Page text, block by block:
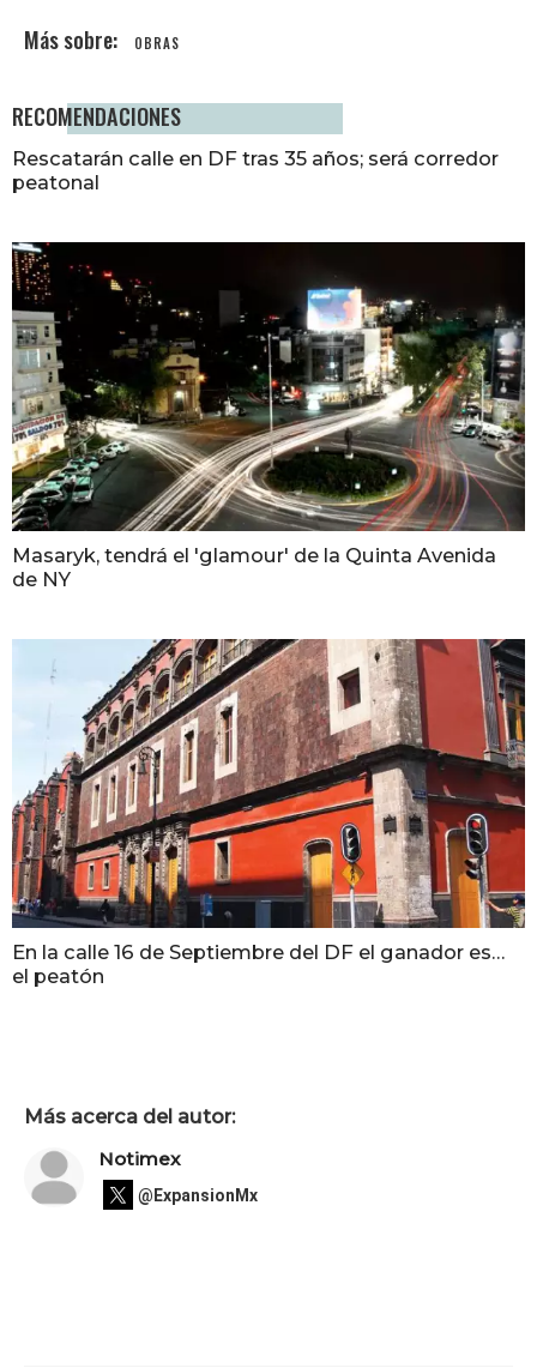
OBRAS
RECOMENDACIONES
Rescatarán calle en DF tras 35 años; será corredor
peatonal
Masaryk, tendrá el 'glamour' de la Quinta Avenida
de NY
En la calle 16 de Septiembre del DF el ganador es…
el peatón
Más acerca del autor:
Notimex
@ExpansionMx